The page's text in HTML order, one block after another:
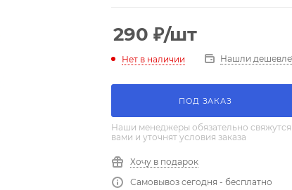
290 ₽/шт
Нет в наличии Нашли
ПОД ЗАКАЗ
Наши менеджеры обязательно свяжутся
вами и уточнят условия заказа
Хочу в подарок
Самовывоз сегодня - бесплатно